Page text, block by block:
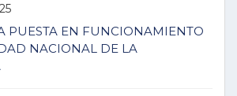
PUESTA EN FUNCIONAMIENTO
NACIONAL DE LA